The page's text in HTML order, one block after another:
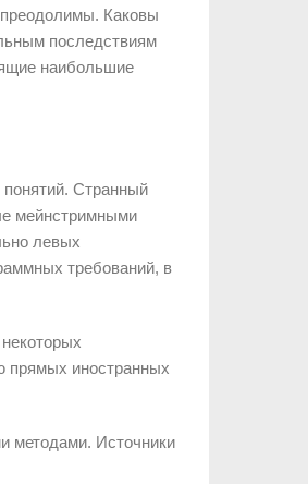
Каковы
последствиям
наибольшие
Странный
мейнстримными
левых
требований, в
прямых иностранных
методами. Источники